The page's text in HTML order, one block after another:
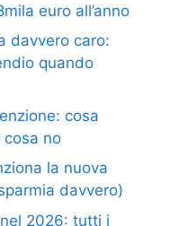
euro all’anno
davvero caro:
quando
cosa
no
la nuova
davvero)
2026: tutti i